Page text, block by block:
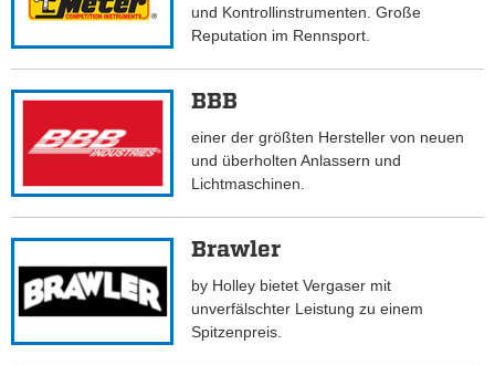
und Kontrollinstrumenten. Große
Reputation im Rennsport.
BBB
einer der größten Hersteller von neuen
und überholten Anlassern und
Lichtmaschinen.
Brawler
by Holley bietet Vergaser mit
unverfälschter Leistung zu einem
Spitzenpreis.